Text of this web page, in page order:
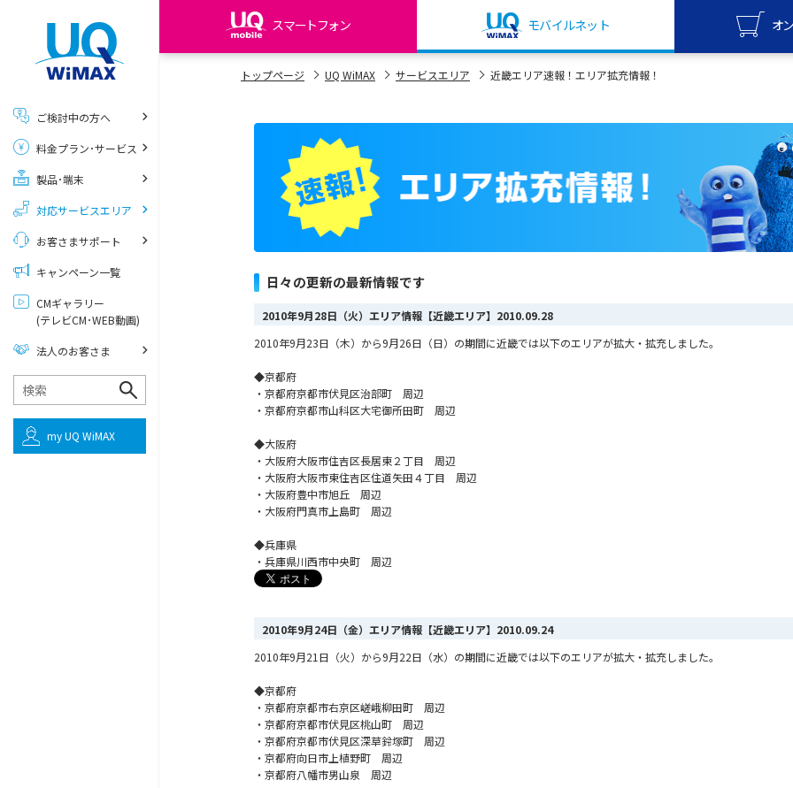
スマートフォン モバイルネット オ
my UQ WiMAX
My UQ mobile
UQ mobile ご契約の方
UQ mobile
データチャージサイト
UQ
オンラ
トップページ UQ WiMAX サービスエリア 近畿エリア速報！エリア拡充情報！
日々の更新の最新情報です
2010年9月28日（火）エリア情報【近畿エリア】 2010.09.28
2010年9月23日（木）から9月26日（日）の期間に近畿では以下のエリアが拡大・拡充しました。
◆京都府
・京都府京都市伏見区治部町 周辺
・京都府京都市山科区大宅御所田町 周辺
◆大阪府
・大阪府大阪市住吉区長居東２丁目 周辺
・大阪府大阪市東住吉区住道矢田４丁目 周辺
・大阪府豊中市旭丘 周辺
・大阪府門真市上島町 周辺
◆兵庫県
・兵庫県川西市中央町 周辺
2010年9月24日（金）エリア情報【近畿エリア】 2010.09.24
2010年9月21日（火）から9月22日（水）の期間に近畿では以下のエリアが拡大・拡充しました。
◆京都府
・京都府京都市右京区嵯峨柳田町 周辺
・京都府京都市伏見区桃山町 周辺
・京都府京都市伏見区深草鈴塚町 周辺
・京都府向日市上植野町 周辺
・京都府八幡市男山泉 周辺
ご検討中の方へ
料金プラン･サービス
製品･端末
対応サービスエリア
お客さまサポート
キャンペーン一覧
CMギャラリー
(テレビCM･WEB動画)
法人のお客さま
my UQ WiMAX